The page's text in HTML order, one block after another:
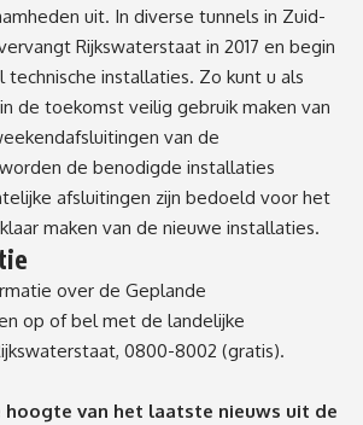
uit. In diverse tunnels in Zuid-
Rijkswaterstaat in 2017 en begin
technische installaties. Zo kunt u als
de toekomst veilig gebruik maken van
van de
de benodigde installaties
afsluitingen zijn bedoeld voor het
maken van de nieuwe installaties.
over de Geplande
op of bel met de landelijke
0800-8002 (gratis).
hoogte van het laatste nieuws uit de